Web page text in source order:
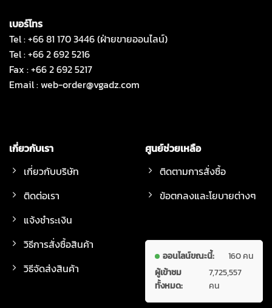
เบอร์โทร
Tel : +66 81 170 3446 (ฝ่ายขายออนไลน์)
Tel : +66 2 692 5216
Fax : +66 2 692 5217
Email :web-order@vgadz.com
เกี่ยวกับเรา
เกี่ยวกับบริษัท
ติดต่อเรา
แจ้งชำระเงิน
วิธีการสั่งซื้อสินค้า
วิธีจัดส่งสินค้า
ศูนย์ช่วยเหลือ
ติดตามการสั่งซื้อ
ข้อตกลงและโยบายต่างๆ
ออนไลน์ขณะนี้:
160 คน
ผู้เข้าชม
ทั้งหมด:
7,725,557
คน